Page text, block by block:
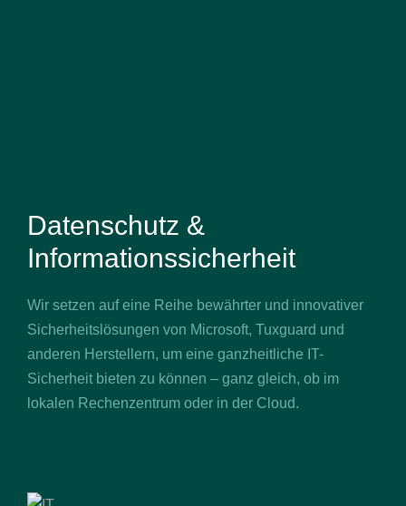
Datenschutz &
Informationssicherheit
Wir setzen auf eine Reihe bewährter und innovativer
Sicherheitslösungen von Microsoft, Tuxguard und
anderen Herstellern, um eine ganzheitliche IT-
Sicherheit bieten zu können – ganz gleich, ob im
lokalen Rechenzentrum oder in der Cloud.